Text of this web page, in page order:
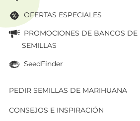
OFERTAS ESPECIALES
PROMOCIONES DE BANCOS DE
SEMILLAS
SeedFinder
PEDIR SEMILLAS DE MARIHUANA
CONSEJOS E INSPIRACIÓN